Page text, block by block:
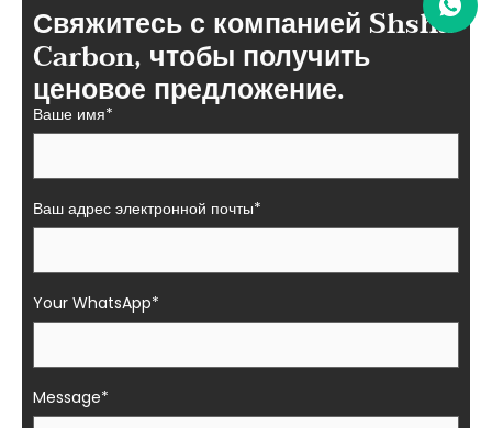
Свяжитесь с компанией Shsha
Carbon, чтобы получить
ценовое предложение.
Ваше имя*
Ваш адрес электронной почты*
Your WhatsApp*
Message*